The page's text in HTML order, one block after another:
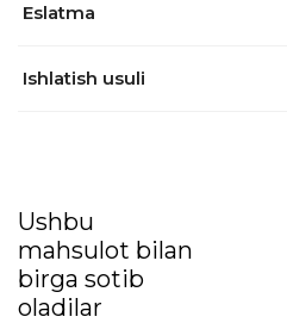
Eslatma
Ishlatish usuli
Ushbu
mahsulot bilan
birga sotib
oladilar